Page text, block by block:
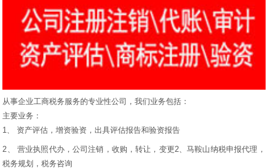
从事企业工商税务服务的专业性公司，我们业务包括：
主要业务：
1、 资产评估，增资验资，出具评估报告和验资报告
2、 营业执照代办，公司注销，收购，转让，变更2、马鞍山纳税申报代理，
税务规划，税务咨询